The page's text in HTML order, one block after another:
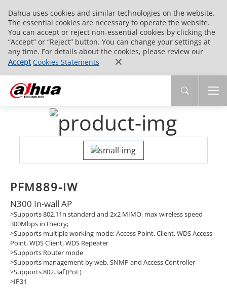
Dahua uses cookies and similar technologies on the website.
The essential cookies are necessary to operate the website.
You can accept or reject non-essential cookies by clicking the
“Accept” or “Reject” button. You can change your settings at
any time. For details about the cookies, please review our
Accept Cookies Statements
PFM889-IW
N300 In-wall AP
>Supports 802.11n standard and 2x2 MIMO, max wireless speed
300Mbps in theory;
>Supports multiple working mode: Access Point, Client, WDS Access
Point, WDS Client, WDS Repeater
>Supports Router mode
>Supports management by web, SNMP and Access Controller
>Supports 802.3af (PoE)
>IP31